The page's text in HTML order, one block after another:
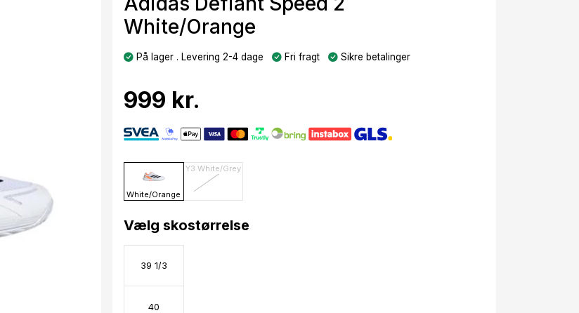
White/Orange
På lager . Levering 2-4 dage Fri fragt Sikre betalinger
999 kr.
White/Orange
Y3 White/Grey
Vælg skostørrelse
39 1/3
40